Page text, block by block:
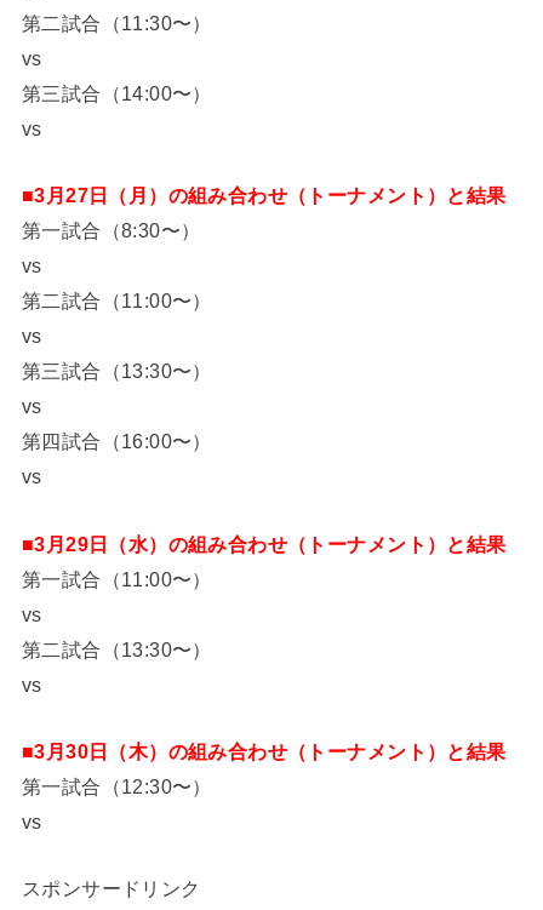
第二試合（11:30〜）
vs
第三試合（14:00〜）
vs
■3月27日（月）の組み合わせ（トーナメント）と結果
第一試合（8:30〜）
vs
第二試合（11:00〜）
vs
第三試合（13:30〜）
vs
第四試合（16:00〜）
vs
■3月29日（水）の組み合わせ（トーナメント）と結果
第一試合（11:00〜）
vs
第二試合（13:30〜）
vs
■3月30日（木）の組み合わせ（トーナメント）と結果
第一試合（12:30〜）
vs
スポンサードリンク